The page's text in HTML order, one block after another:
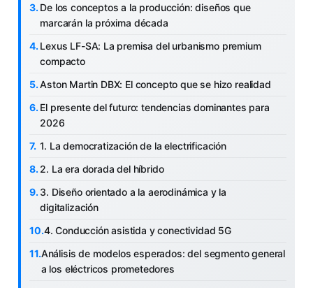
De los conceptos a la producción: diseños que
marcarán la próxima década
Lexus LF-SA: La premisa del urbanismo premium
compacto
Aston Martin DBX: El concepto que se hizo realidad
El presente del futuro: tendencias dominantes para
2026
1. La democratización de la electrificación
2. La era dorada del híbrido
3. Diseño orientado a la aerodinámica y la
digitalización
4. Conducción asistida y conectividad 5G
Análisis de modelos esperados: del segmento general
a los eléctricos prometedores